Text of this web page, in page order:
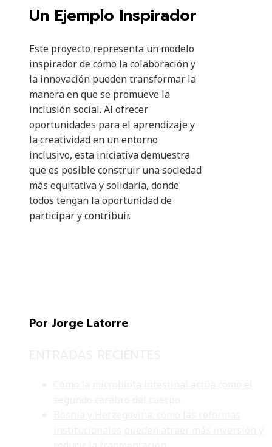
Un Ejemplo Inspirador
Este proyecto representa un modelo
inspirador de cómo la colaboración y
la innovación pueden transformar la
manera en que se promueve la
inclusión social. Al ofrecer
oportunidades para el aprendizaje y
la creatividad en un entorno
inclusivo, esta iniciativa demuestra
que es posible construir una sociedad
más equitativa y solidaria, donde
todos tengan la oportunidad de
participar y contribuir.
Por Jorge Latorre